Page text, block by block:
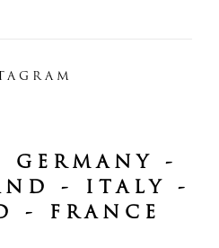
GERMANY -
- ITALY -
- FRANCE